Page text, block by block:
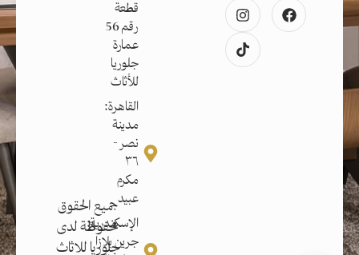
قطعة
رقم 56
عمارة
جلوريا
للأثاث
القاهرة:
مدينة
نصر -
٣٦
مكرم
عبيد
الإسكندرية:
جرين بلازا
جميع الحقوق
محفوظة لدى
جلوريا للاثاث